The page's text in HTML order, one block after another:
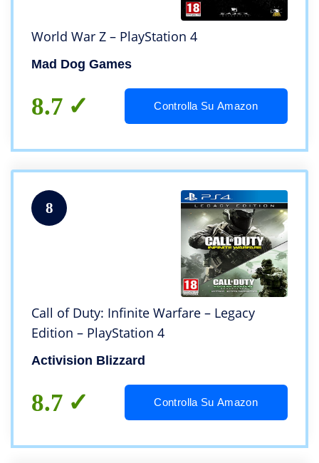
World War Z – PlayStation 4
Mad Dog Games
8.7 Controlla Su Amazon
8
Call of Duty: Infinite Warfare – Legacy
Edition – PlayStation 4
Activision Blizzard
8.7 Controlla Su Amazon